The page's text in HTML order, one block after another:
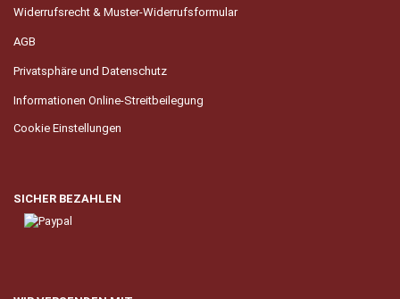
Widerrufsrecht & Muster-Widerrufsformular
AGB
Privatsphäre und Datenschutz
Informationen Online-Streitbeilegung
Cookie Einstellungen
SICHER BEZAHLEN